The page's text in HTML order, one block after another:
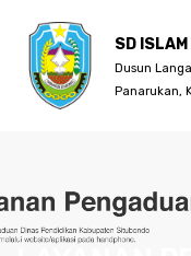
SD
Dusun
Panarukan,